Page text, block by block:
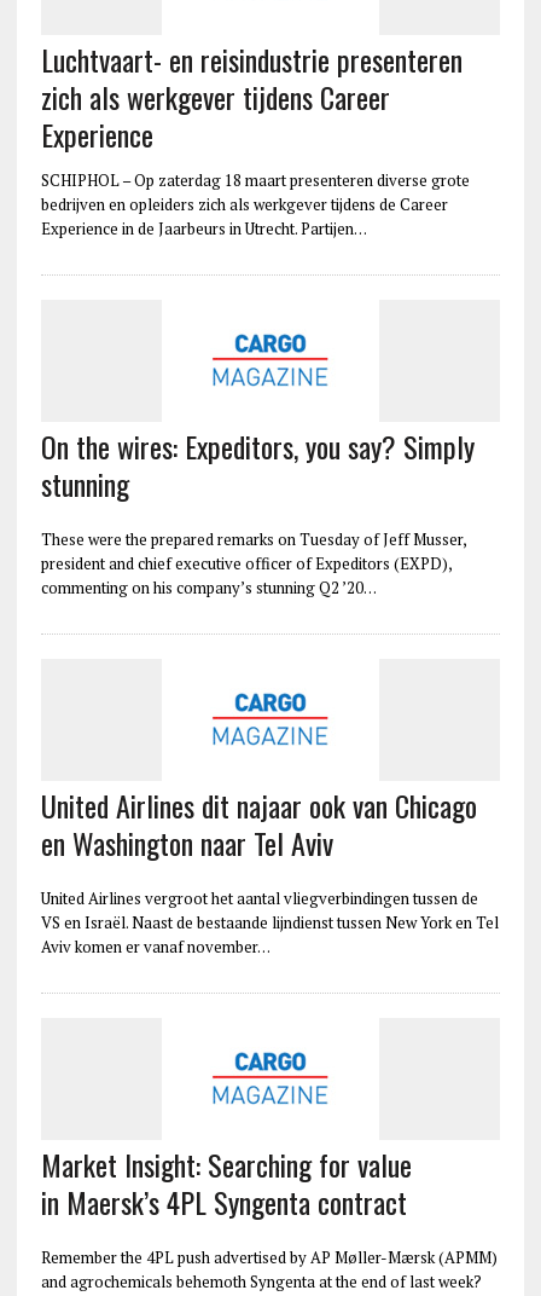
Luchtvaart- en reisindustrie presenteren
zich als werkgever tijdens Career
Experience
SCHIPHOL – Op zaterdag 18 maart presenteren diverse grote
bedrijven en opleiders zich als werkgever tijdens de Career
Experience in de Jaarbeurs in Utrecht. Partijen…
On the wires: Expeditors, you say? Simply
stunning
These were the prepared remarks on Tuesday of Jeff Musser,
president and chief executive officer of Expeditors (EXPD),
commenting on his company’s stunning Q2 ’20…
United Airlines dit najaar ook van Chicago
en Washington naar Tel Aviv
United Airlines vergroot het aantal vliegverbindingen tussen de
VS en Israël. Naast de bestaande lijndienst tussen New York en Tel
Aviv komen er vanaf november…
Market Insight: Searching for value
in Maersk’s 4PL Syngenta contract
Remember the 4PL push advertised by AP Møller-Mærsk (APMM)
and agrochemicals behemoth Syngenta at the end of last week?